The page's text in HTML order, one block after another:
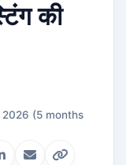
की
(5 months